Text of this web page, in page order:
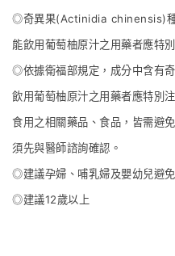
◎奇異果(Actinidia chinensis)種
能飲用葡萄柚原汁之用藥者應特
◎依據衛福部規定，成分中含有
飲用葡萄柚原汁之用藥者應特別
食用之相關藥品、食品，皆需避
須先與醫師諮詢確認。
◎建議孕婦、哺乳婦及嬰幼兒避
◎建議12歲以上